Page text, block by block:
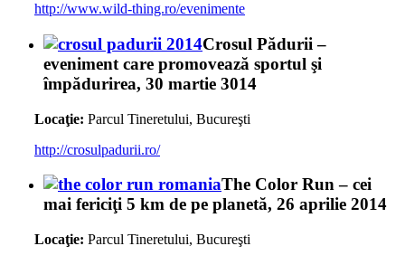
http://www.wild-thing.ro/evenimente
Crosul Pădurii –
eveniment care promovează sportul şi
împădurirea, 30 martie 3014
Locaţie: Parcul Tineretului, Bucureşti
http://crosulpadurii.ro/
The Color Run – cei
mai fericiţi 5 km de pe planetă, 26 aprilie 2014
Locaţie: Parcul Tineretului, Bucureşti